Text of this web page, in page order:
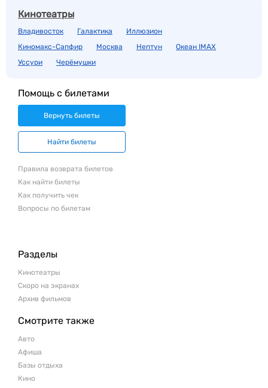
Кинотеатры
Владивосток Галактика
Иллюзион
Киномакс-Сапфир
Москва Нептун
Океан IMAX
Уссури
Черёмушки
Помощь с билетами
Вернуть билеты
Найти билеты
Правила возврата билетов
Как найти билеты
Как получить чек
Вопросы по билетам
Разделы
Кинотеатры
Скоро на экранах
Архив фильмов
Смотрите также
Авто
Афиша
Базы отдыха
Кино